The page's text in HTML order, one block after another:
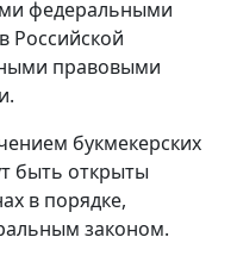
федеральными
Российской
правовыми
букмекерских
быть открыты
в порядке,
законом.